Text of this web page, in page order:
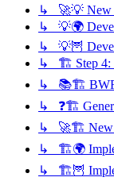
↳ 🚀💡 New
↳ 💡🌍
↳ 💡🦉
↳ 🏗️ Step 4:
↳ 📚🏗️ BWF
↳ ❓🏗️
↳ 🚀🏗️ New
↳ 🏗️🌍
↳ 🏗️🦉